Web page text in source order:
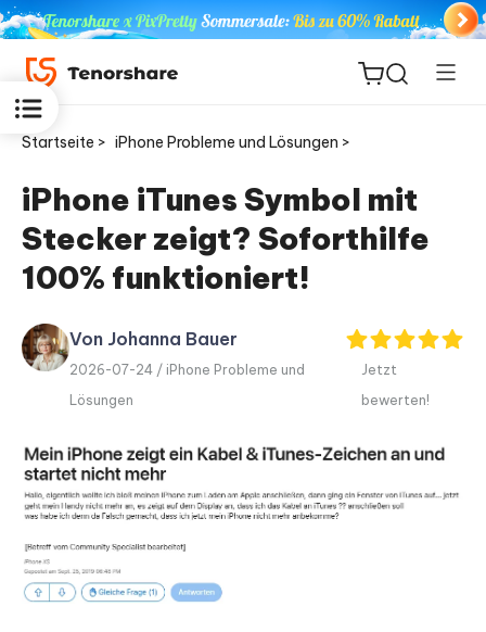
ReiBoot
for iOS
PDNob
PDF
Editor
Neu
Startseite > iPhone Probleme und Lösungen >
iPhone iTunes Symbol mit
Stecker zeigt? Soforthilfe
100% funktioniert!
Von Johanna Bauer
2026-07-24 / iPhone Probleme und
Lösungen
Jetzt
bewerten!